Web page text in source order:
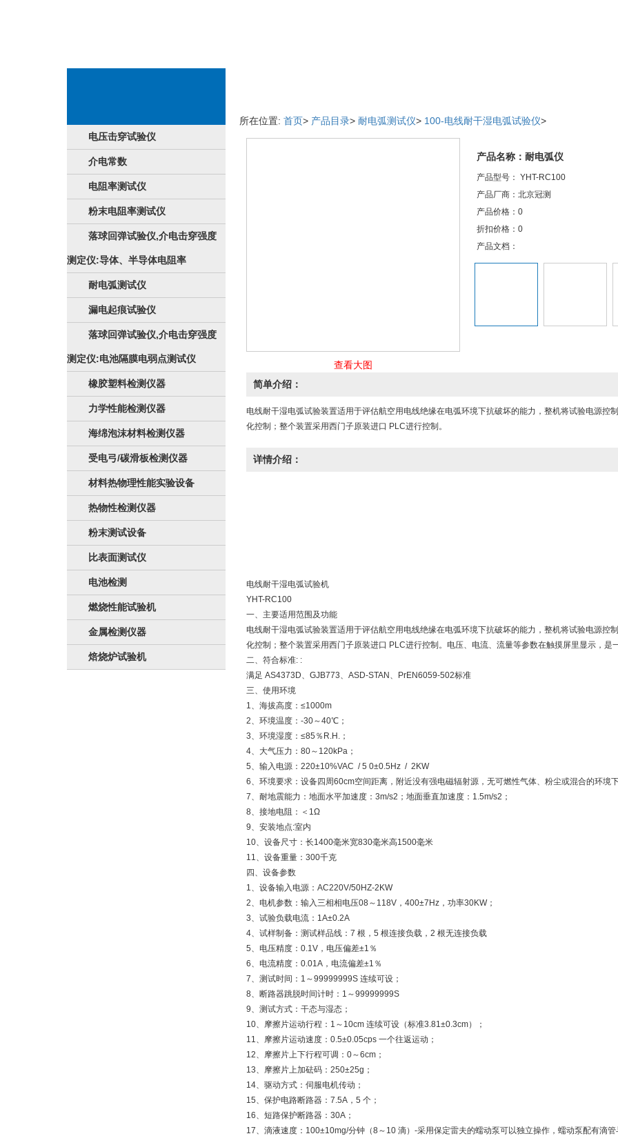
电压击穿试验仪
介电常数
电阻率测试仪
粉末电阻率测试仪
落球回弹试验仪,介电击穿强度
测定仪:导体、半导体电阻率
耐电弧测试仪
漏电起痕试验仪
落球回弹试验仪,介电击穿强度
测定仪:电池隔膜电弱点测试仪
橡胶塑料检测仪器
力学性能检测仪器
海绵泡沫材料检测仪器
受电弓/碳滑板检测仪器
材料热物理性能实验设备
热物性检测仪器
粉末测试设备
比表面测试仪
电池检测
燃烧性能试验机
金属检测仪器
焙烧炉试验机
所在位置: 首页> 产品目录> 耐电弧测试仪> 100-电线耐干湿电弧试验仪>
查看大图
产品名称：耐电弧仪
产品型号： YHT-RC100
产品厂商：北京冠测
产品价格：0
折扣价格：0
产品文档：
简单介绍：
电线耐干湿电弧试验装置适用于评估航空用电线绝缘在电弧环境下抗破坏的能力，整机将试验电源
化控制；整个装置采用西门子原装进口 PLC进行控制。
详情介绍：
电线耐干湿电弧试验机
YHT-RC100
一、主要适用范围及功能
电线耐干湿电弧试验装置适用于评估航空用电线绝缘在电弧环境下抗破坏的能力，整机将试验电源
化控制；整个装置采用西门子原装进口 PLC进行控制。电压、电流、流量等参数在触摸屏里显示，是
二、符合标准: :
满足 AS4373D、GJB773、ASD-STAN、PrEN6059-502标准
三、使用环境
1、海拔高度：≤1000m
2、环境温度：-30～40℃；
3、环境湿度：≤85％R.H.；
4、大气压力：80～120kPa；
5、输入电源：220±10%VAC / 5 0±0.5Hz / 2KW
6、环境要求：设备四周60cm空间距离，附近没有强电磁辐射源，无可燃性气体、粉尘或混合的环境下
7、耐地震能力：地面水平加速度：3m/s2；地面垂直加速度：1.5m/s2；
8、接地电阻：＜1Ω
9、安装地点:室内
10、设备尺寸：长1400毫米宽830毫米高1500毫米
11、设备重量：300千克
四、设备参数
1、设备输入电源：AC220V/50HZ-2KW
2、电机参数：输入三相相电压08～118V，400±7Hz，功率30KW；
3、试验负载电流：1A±0.2A
4、试样制备：测试样品线：7 根，5 根连接负载，2 根无连接负载
5、电压精度：0.1V，电压偏差±1％
6、电流精度：0.01A，电流偏差±1％
7、测试时间：1～99999999S 连续可设；
8、断路器跳脱时间计时：1～99999999S
9、测试方式：干态与湿态；
10、摩擦片运动行程：1～10cm 连续可设（标准3.81±0.3cm）；
11、摩擦片运动速度：0.5±0.05cps 一个往返运动；
12、摩擦片上下行程可调：0～6cm；
13、摩擦片上加砝码：250±25g；
14、驱动方式：伺服电机传动；
15、保护电路断路器：7.5A，5 个；
16、短路保护断路器：30A；
17、滴液速度：100±10mg/分钟（8～10 滴）-采用保定雷夫的蠕动泵可以独立操作，蠕动泵配有滴管